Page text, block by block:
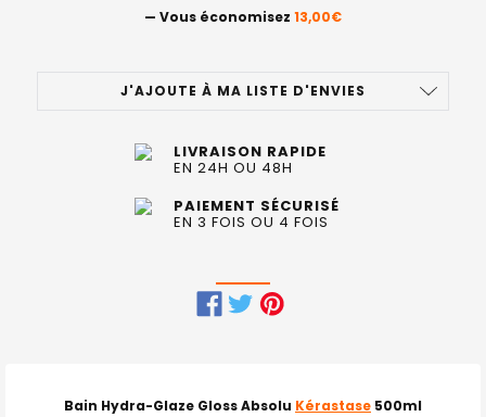
— Vous économisez 13,00€
J'AJOUTE À MA LISTE D'ENVIES
LIVRAISON RAPIDE
EN 24H OU 48H
PAIEMENT SÉCURISÉ
EN 3 FOIS OU 4 FOIS
ENSEMBLE
Bain Hydra-Glaze Gloss Absolu Kérastase 500ml